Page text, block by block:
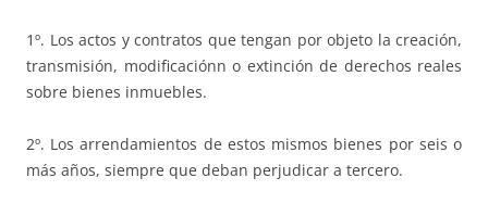
1º. Los actos y contratos que tengan por objeto la creación,
transmisión, modificaciónn o extinción de derechos reales
sobre bienes inmuebles.
2º. Los arrendamientos de estos mismos bienes por seis o
más años, siempre que deban perjudicar a tercero.